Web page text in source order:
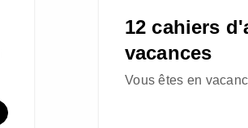
12 cahiers
vacances
Vous êtes en